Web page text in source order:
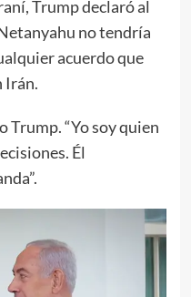
Trump declaró al
no tendría
acuerdo que
Irán.
Trump. “Yo soy quien
Él